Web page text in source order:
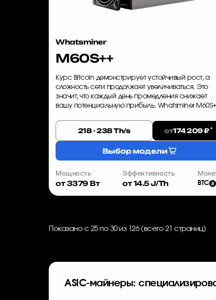
Whatsminer
M60S++
Курс Bitcoin демонстрирует устойчивый рост, а
сложность сети продолжает увеличиваться. Это
значит, что каждый день промедления снижает
вашу потенциальную прибыль. Whatsminer
позволяет майнить BTC с макси...
218 - 238 Th/s от174 209 ₽ *
Выбор модели
Мощность
от 3379 Вт
Эффективность
от 14.5 J/Th
BTC
Показано с 25 по 30 из 126 (всего 21 страниц)
ASIC-майнеры: